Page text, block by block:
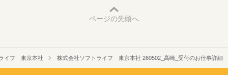
ページの先頭へ
イフ 東京本社 株式会社ソフトライフ 東京本社 260502_高崎_受付のお仕事詳細